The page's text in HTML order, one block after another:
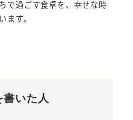
で過ごす食卓を、幸せな時
ます。
書いた人